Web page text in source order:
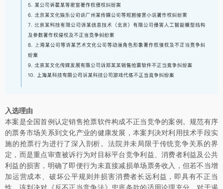
入选理由
本案是全国首例认定销售抢票软件构成不正当竞争的案例。规范有序
的票务市场关系到文化产业的健康发展，本案判决对利用技术手段实
施的抢票行为进行了深入剖析。法院并未局限于传统竞争关系的界
定，而是重点审查被诉行为对目标平台竞争利益、消费者利益及公共
利益的损害，明确了即便行为未直接减损单场票务收入，但若不当增
加运营成本、破坏公平规则并损害消费者长远利益，即具有不正当